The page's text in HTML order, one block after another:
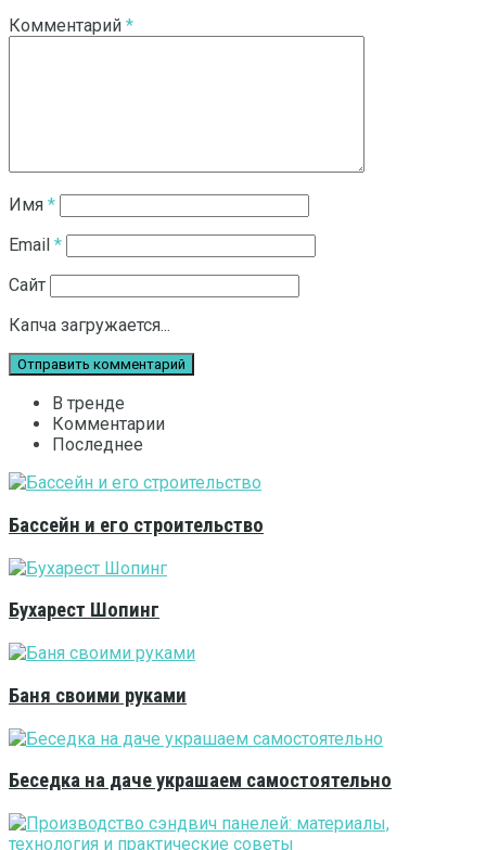
Комментарий *
Имя *
Email *
Сайт
Капча загружается...
В тренде
Комментарии
Последнее
Бассейн и его строительство
Бухарест Шопинг
Баня своими руками
Беседка на даче украшаем самостоятельно